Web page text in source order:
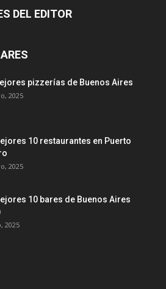
DEL EDITOR
pizzerías de Buenos Aires
2025
10 restaurantes en Puerto
2025
10 bares de Buenos Aires
2025